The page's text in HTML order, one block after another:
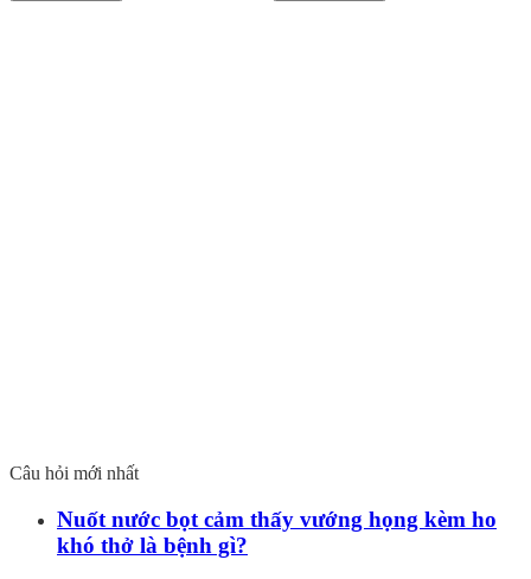
Câu hỏi mới nhất
Nuốt nước bọt cảm thấy vướng họng kèm ho
khó thở là bệnh gì?